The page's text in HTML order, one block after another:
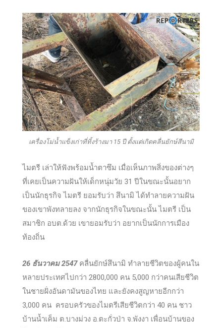
เครื่องโม่น้ำแข็งเก่าที่ทิ้งร้างมา 15 ปี ตั้งแต่เกิดคลื่นยักษ์สึนามิ
ไมตรี เล่าให้ฟังพร้อมน้ำตาซึม เมื่อเห็นภาพสิ่งของต่างๆ
ที่เคยเป็นความฝันให้เด็กหนุ่มวัย 31 ปีในขณะนั้นอยาก
เป็นนักธุรกิจ ไมตรี ยอมรับว่า สึนามิ ได้ทำลายความฝัน
ของเขาพังทลายลง จากนักธุรกิจในขณะนั้น ไมตรี เป็น
สมาชิก อบต.ด้วย เขายอมรับว่า อยากเป็นนักการเมือง
ท้องถิ่น
26 ธันวาคม 2547คลื่นยักษ์สึนามิ ทำลายชีวิตของผู้คนใน
หลายประเทศไปกว่า 2800,000 คน 5,000 กว่าคนเสียชีวิต
ในชายฝั่งอันดามันของไทย และยังคงสูญหายอีกกว่า
3,000 คน ครอบครัวของไมตรีเสียชีวิตกว่า 40 คน ชาว
บ้านน้ำเค็ม ต.บางม่วง อ.ตะกั่วป่า จ.พังงา เพื่อนบ้านของ